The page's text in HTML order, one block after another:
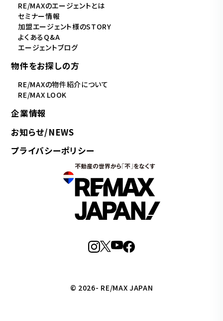
RE/MAXのエージェントとは
セミナー情報
加盟エージェント様のSTORY
よくあるQ&A
エージェントブログ
物件をお探しの方
RE/MAXの物件紹介について
RE/MAX LOOK
企業情報
お知らせ/NEWS
プライバシーポリシー
© 2026- RE/MAX JAPAN